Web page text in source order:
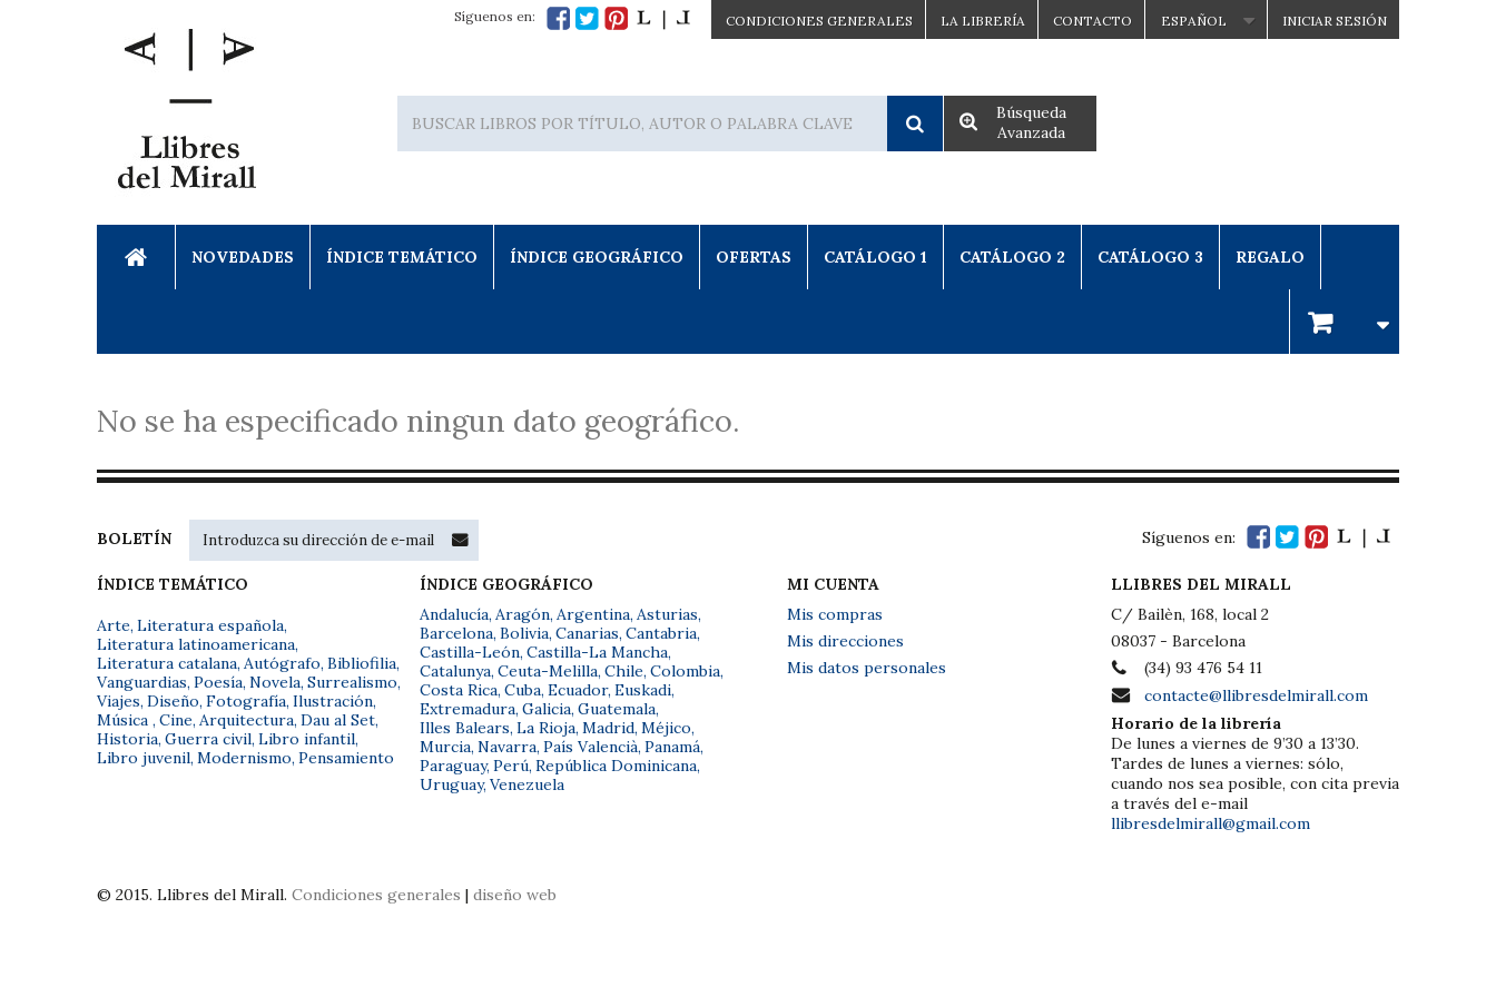
INICIAR SESIÓN
ESPAÑOL
CONTACTO
LA LIBRERÍA
CONDICIONES GENERALES
Síguenos en:
Búsqueda
Avanzada
NOVEDADES ÍNDICE TEMÁTICO ÍNDICE GEOGRÁFICO OFERTAS CATÁLOGO 1 CATÁLOGO 2 CATÁLOGO 3 REGALO
No se ha especificado ningun dato geográfico.
BOLETÍN Síguenos en:
ÍNDICE TEMÁTICO
Arte, Literatura española,
Literatura latinoamericana,
Literatura catalana, Autógrafo, Bibliofilia,
Vanguardias, Poesía, Novela, Surrealismo,
Viajes, Diseño, Fotografía, Ilustración,
Música , Cine, Arquitectura, Dau al Set,
Historia, Guerra civil, Libro infantil,
Libro juvenil, Modernismo, Pensamiento
ÍNDICE GEOGRÁFICO
Andalucía, Aragón, Argentina, Asturias,
Barcelona, Bolivia, Canarias, Cantabria,
Castilla-León, Castilla-La Mancha,
Catalunya, Ceuta-Melilla, Chile, Colombia,
Costa Rica, Cuba, Ecuador, Euskadi,
Extremadura, Galicia, Guatemala,
Illes Balears, La Rioja, Madrid, Méjico,
Murcia, Navarra, País Valencià, Panamá,
Paraguay, Perú, República Dominicana,
Uruguay, Venezuela
MI CUENTA
Mis compras
Mis direcciones
Mis datos personales
LLIBRES DEL MIRALL
C/ Bailèn, 168, local 2
08037 - Barcelona
(34) 93 476 54 11
contacte@llibresdelmirall.com
Horario de la librería
De lunes a viernes de 9’30 a 13’30.
Tardes de lunes a viernes: sólo,
cuando nos sea posible, con cita previa
a través del e-mail
llibresdelmirall@gmail.com
© 2015. Llibres del Mirall. Condiciones generales | diseño web